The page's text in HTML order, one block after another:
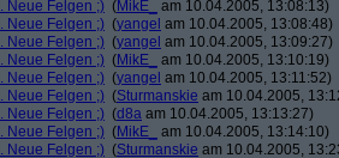
Neue Felgen ;) (MikE_
am 10.04.2005, 13:08:13)
Neue Felgen ;) (yangel am 10.04.2005, 13:08:48)
Neue Felgen ;) (yangel am 10.04.2005, 13:09:27)
Neue Felgen ;) (MikE_
am 10.04.2005, 13:10:19)
Neue Felgen ;) (yangel am 10.04.2005, 13:11:52)
Neue Felgen ;) (Sturmanskie am 10.04.2005,
Neue Felgen ;) (d8a am 10.04.2005, 13:13:27)
Neue Felgen ;) (MikE_
am 10.04.2005, 13:14:10)
Neue Felgen ;) (Sturmanskie am 10.04.2005,